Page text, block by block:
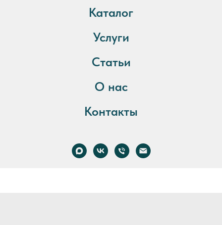
Каталог
Услуги
Статьи
О нас
Контакты